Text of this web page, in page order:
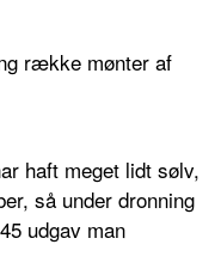
række mønter af
haft meget lidt sølv,
så under dronning
udgav man